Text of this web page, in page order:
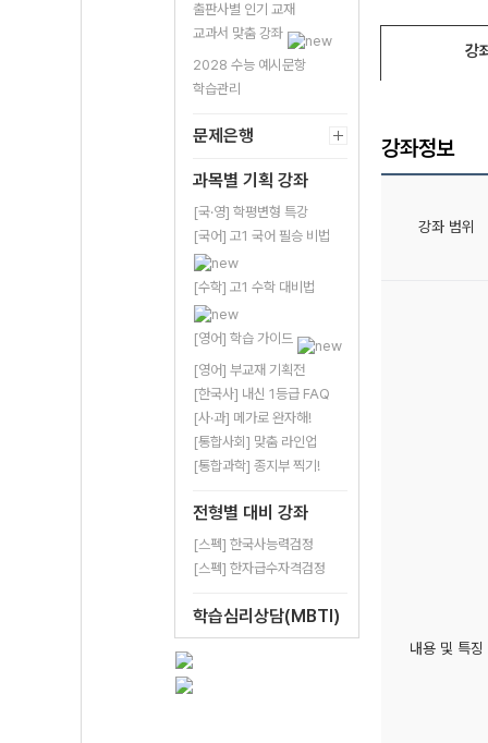
출판사별 인기 교재
교과서 맞춤 강좌
2028 수능 예시문항
학습관리
문제은행
과목별 기획 강좌
[국·영] 학평변형 특강
[국어] 고1 국어 필승 비법
[수학] 고1 수학 대비법
[영어] 학습 가이드
[영어] 부교재 기획전
[한국사] 내신 1등급 FAQ
[사·과] 메가로 완자해!
[통합사회] 맞춤 라인업
[통합과학] 종지부 찍기!
전형별 대비 강좌
[스펙] 한국사능력검정
[스펙] 한자급수자격검정
학습심리상담(MBTI)
강
강좌정보
강좌 범위
내용 및 특징